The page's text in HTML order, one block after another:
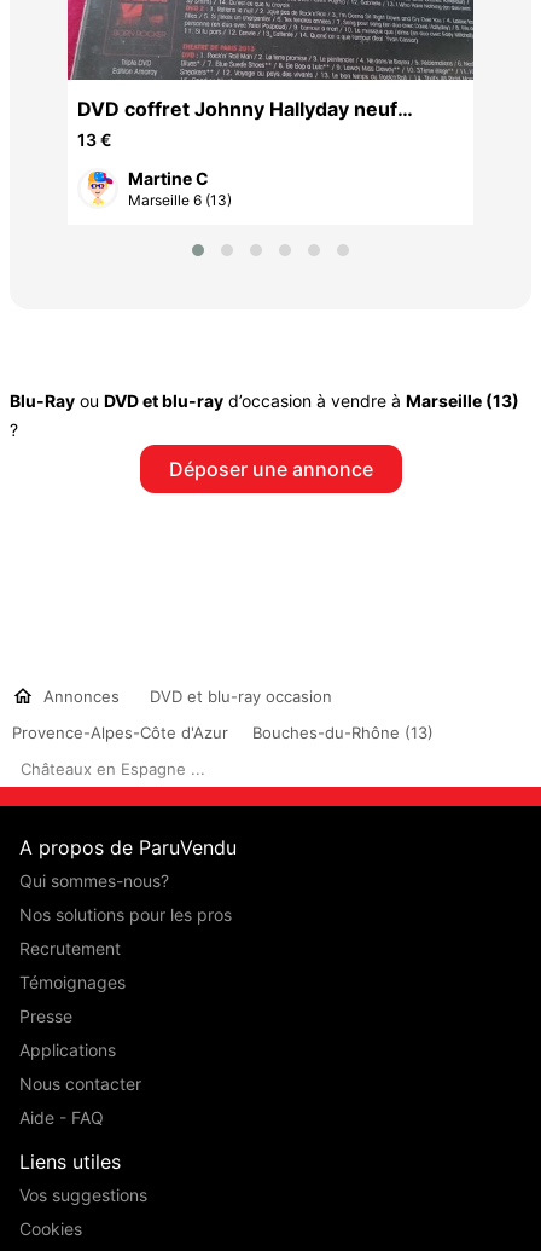
DVD coffret Johnny Hallyday neuf
encore emballé
13 €
Martine C
Marseille 6 (13)
Blu-Ray ou DVD et blu-ray d’occasion à vendre à Marseille (13)
?
Déposer une annonce
Annonces
DVD et blu-ray occasion
Provence-Alpes-Côte d'Azur
Bouches-du-Rhône (13)
Châteaux en Espagne ...
A propos de ParuVendu
Qui sommes-nous?
Nos solutions pour les pros
Recrutement
Témoignages
Presse
Applications
Nous contacter
Aide - FAQ
Liens utiles
Vos suggestions
Cookies